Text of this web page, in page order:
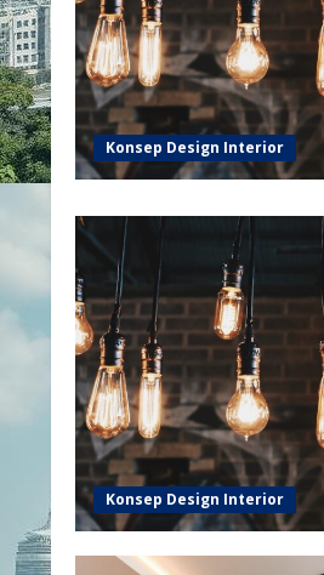
Konsep Design Interior
Konsep Design Interior